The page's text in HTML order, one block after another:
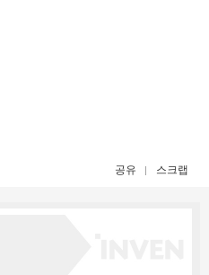
공유 스크랩